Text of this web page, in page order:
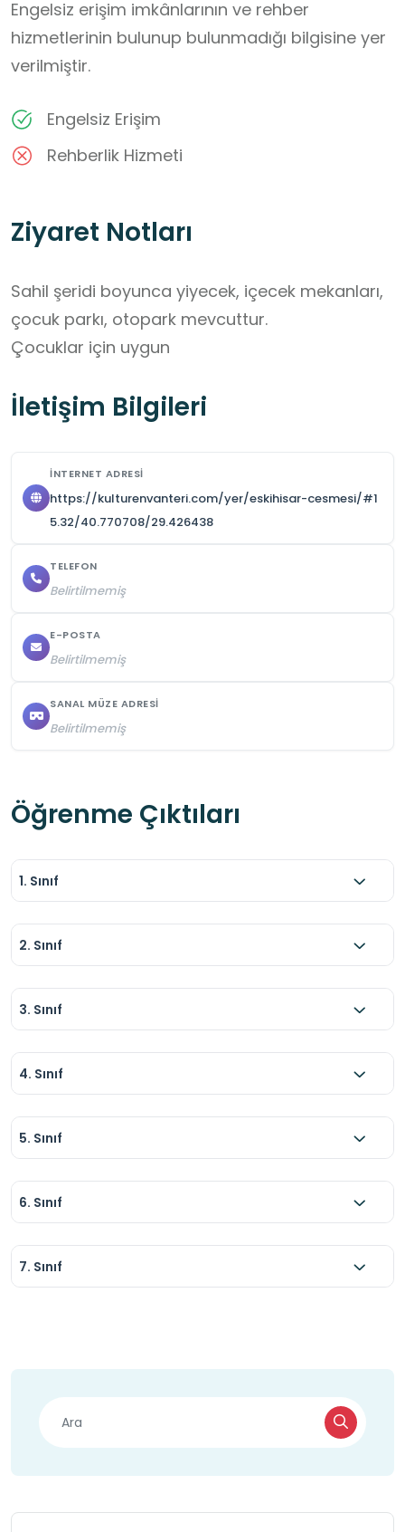
Engelsiz erişim imkânlarının ve rehber
hizmetlerinin bulunup bulunmadığı bilgisine yer
verilmiştir.
Engelsiz Erişim
Rehberlik Hizmeti
Ziyaret Notları
Sahil şeridi boyunca yiyecek, içecek mekanları,
çocuk parkı, otopark mevcuttur.
Çocuklar için uygun
İletişim Bilgileri
İNTERNET ADRESI
https://kulturenvanteri.com/yer/eskihisar-cesmesi/#1
5.32/40.770708/29.426438
TELEFON
Belirtilmemiş
E-POSTA
Belirtilmemiş
SANAL MÜZE ADRESI
Belirtilmemiş
Öğrenme Çıktıları
1. Sınıf
2. Sınıf
3. Sınıf
4. Sınıf
5. Sınıf
6. Sınıf
7. Sınıf